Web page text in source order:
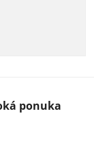
ponuka